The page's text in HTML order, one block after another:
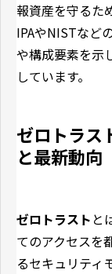
報資産を守るた
IPAやNISTなど
や構成要素を示
しています。
ゼロトラス
と最新動向
ゼロトラスト と
てのアクセスを
るセキュリティ